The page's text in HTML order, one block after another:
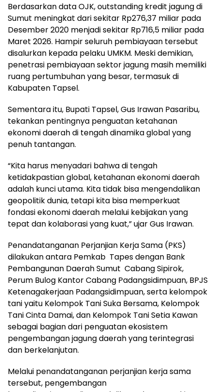
Berdasarkan data OJK, outstanding kredit jagung di
Sumut meningkat dari sekitar Rp276,37 miliar pada
Desember 2020 menjadi sekitar Rp716,5 miliar pada
Maret 2026. Hampir seluruh pembiayaan tersebut
disalurkan kepada pelaku UMKM. Meski demikian,
penetrasi pembiayaan sektor jagung masih memiliki
ruang pertumbuhan yang besar, termasuk di
Kabupaten Tapsel.
Sementara itu, Bupati Tapsel, Gus Irawan Pasaribu,
tekankan pentingnya penguatan ketahanan
ekonomi daerah di tengah dinamika global yang
penuh tantangan.
“Kita harus menyadari bahwa di tengah
ketidakpastian global, ketahanan ekonomi daerah
adalah kunci utama. Kita tidak bisa mengendalikan
geopolitik dunia, tetapi kita bisa memperkuat
fondasi ekonomi daerah melalui kebijakan yang
tepat dan kolaborasi yang kuat,” ujar Gus Irawan.
Penandatanganan Perjanjian Kerja Sama (PKS)
dilakukan antara Pemkab Tapes dengan Bank
Pembangunan Daerah Sumut Cabang Sipirok,
Perum Bulog Kantor Cabang Padangsidimpuan, BPJS
Ketenagakerjaan Padangsidimpuan, serta kelompok
tani yaitu Kelompok Tani Suka Bersama, Kelompok
Tani Cinta Damai, dan Kelompok Tani Setia Kawan
sebagai bagian dari penguatan ekosistem
pengembangan jagung daerah yang terintegrasi
dan berkelanjutan.
Melalui penandatanganan perjanjian kerja sama
tersebut, pengembangan